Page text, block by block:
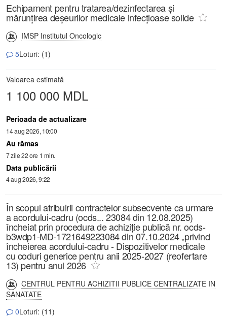
Echipament pentru tratarea/dezinfectarea și
mărunțirea deșeurilor medicale infecțioase solide
IMSP Institutul Oncologic
5Loturi: (1)
Valoarea estimată
1 100 000 MDL
Perioada de actualizare
14 aug 2026, 10:00
Au rămas
7 zile 22 ore 1 min.
Data publicării
4 aug 2026, 9:22
În scopul atribuirii contractelor subsecvente ca urmare
a acordului-cadru (ocds... 23084 din 12.08.2025)
încheiat prin procedura de achiziție publică nr. ocds-
b3wdp1-MD-1721649223084 din 07.10.2024 „privind
încheierea acordului-cadru - Dispozitivelor medicale
cu coduri generice pentru anii 2025-2027 (reofertare
13) pentru anul 2026
CENTRUL PENTRU ACHIZITII PUBLICE CENTRALIZATE IN
SANATATE
0Loturi: (11)